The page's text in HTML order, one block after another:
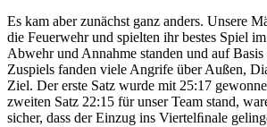
Es kam aber zunächst ganz anders. Unsere
die Feuerwehr und spielten ihr bestes Spiel
Abwehr und Annahme standen und auf Basis
Zuspiels fanden viele Angrife über Außen,
Ziel. Der erste Satz wurde mit 25:17
zweiten Satz 22:15 für unser Team stand,
sicher, dass der Einzug ins Viertelﬁnale